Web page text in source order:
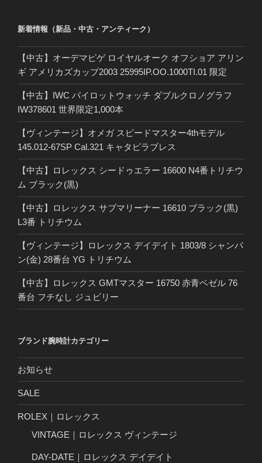
新着情報（新品・中古・アンティーク）
【中古】オーデマピゲ ロイヤルオーク オフショア アリン
ギ アメリカズカップ2003 25995IP.OO.1000TI.01 限定
【中古】IWC パイロットウォッチ ダブルクロノグラフ
IW378601 世界限定1,000本
【ヴィンテージ】オメガ スピードマスター4thモデル
145.012-67SP Cal.321 キャタピラブレス
【中古】ロレックス シードゥエラー 16600 N4番トリチウ
ム ブラック(黒)
【中古】ロレックス サブマリーナー 16610 ブラック(黒)
L3番 トリチウム
【ヴィンテージ】ロレックス デイデイト 1803/8 シャンパ
ン(金) 28番台 YG トリチウム
【中古】ロレックス GMTマスター 16750 赤青ベゼル 76
番台 フチなし ジュビリー
ブランド腕時計カテゴリー
お知らせ
SALE
ROLEX｜ロレックス
VINTAGE｜ロレックス ヴィンテージ
DAY-DATE｜ロレックス デイデイト